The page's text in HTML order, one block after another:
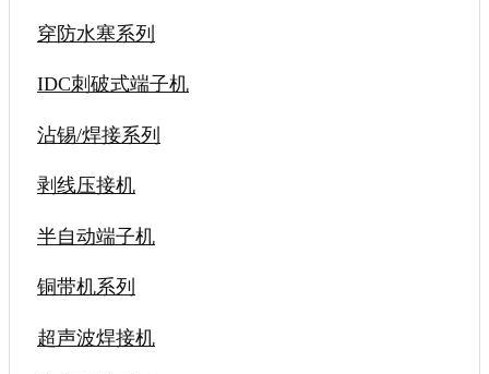
穿防水塞系列
IDC刺破式端子机
沾锡/焊接系列
剥线压接机
半自动端子机
铜带机系列
超声波焊接机